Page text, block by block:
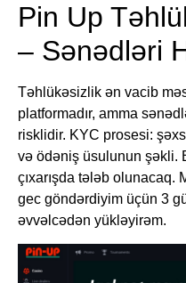
Pin Up
– Sənədləri
Təhlükəsizlik ən vacib
platformadır, amma
risklidir. KYC prosesi:
və ödəniş üsulunun şəkli.
çıxarışda tələb olunacaq.
gec göndərdiyim üçün 3
əvvəlcədən yükləyirəm.